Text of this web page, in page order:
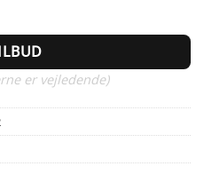
er vejledende)